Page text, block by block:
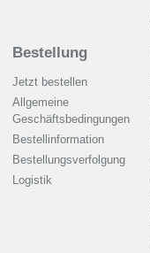
Bestellung
Jetzt bestellen
Allgemeine
Geschäftsbedingungen
Bestellinformation
Bestellungsverfolgung
Logistik